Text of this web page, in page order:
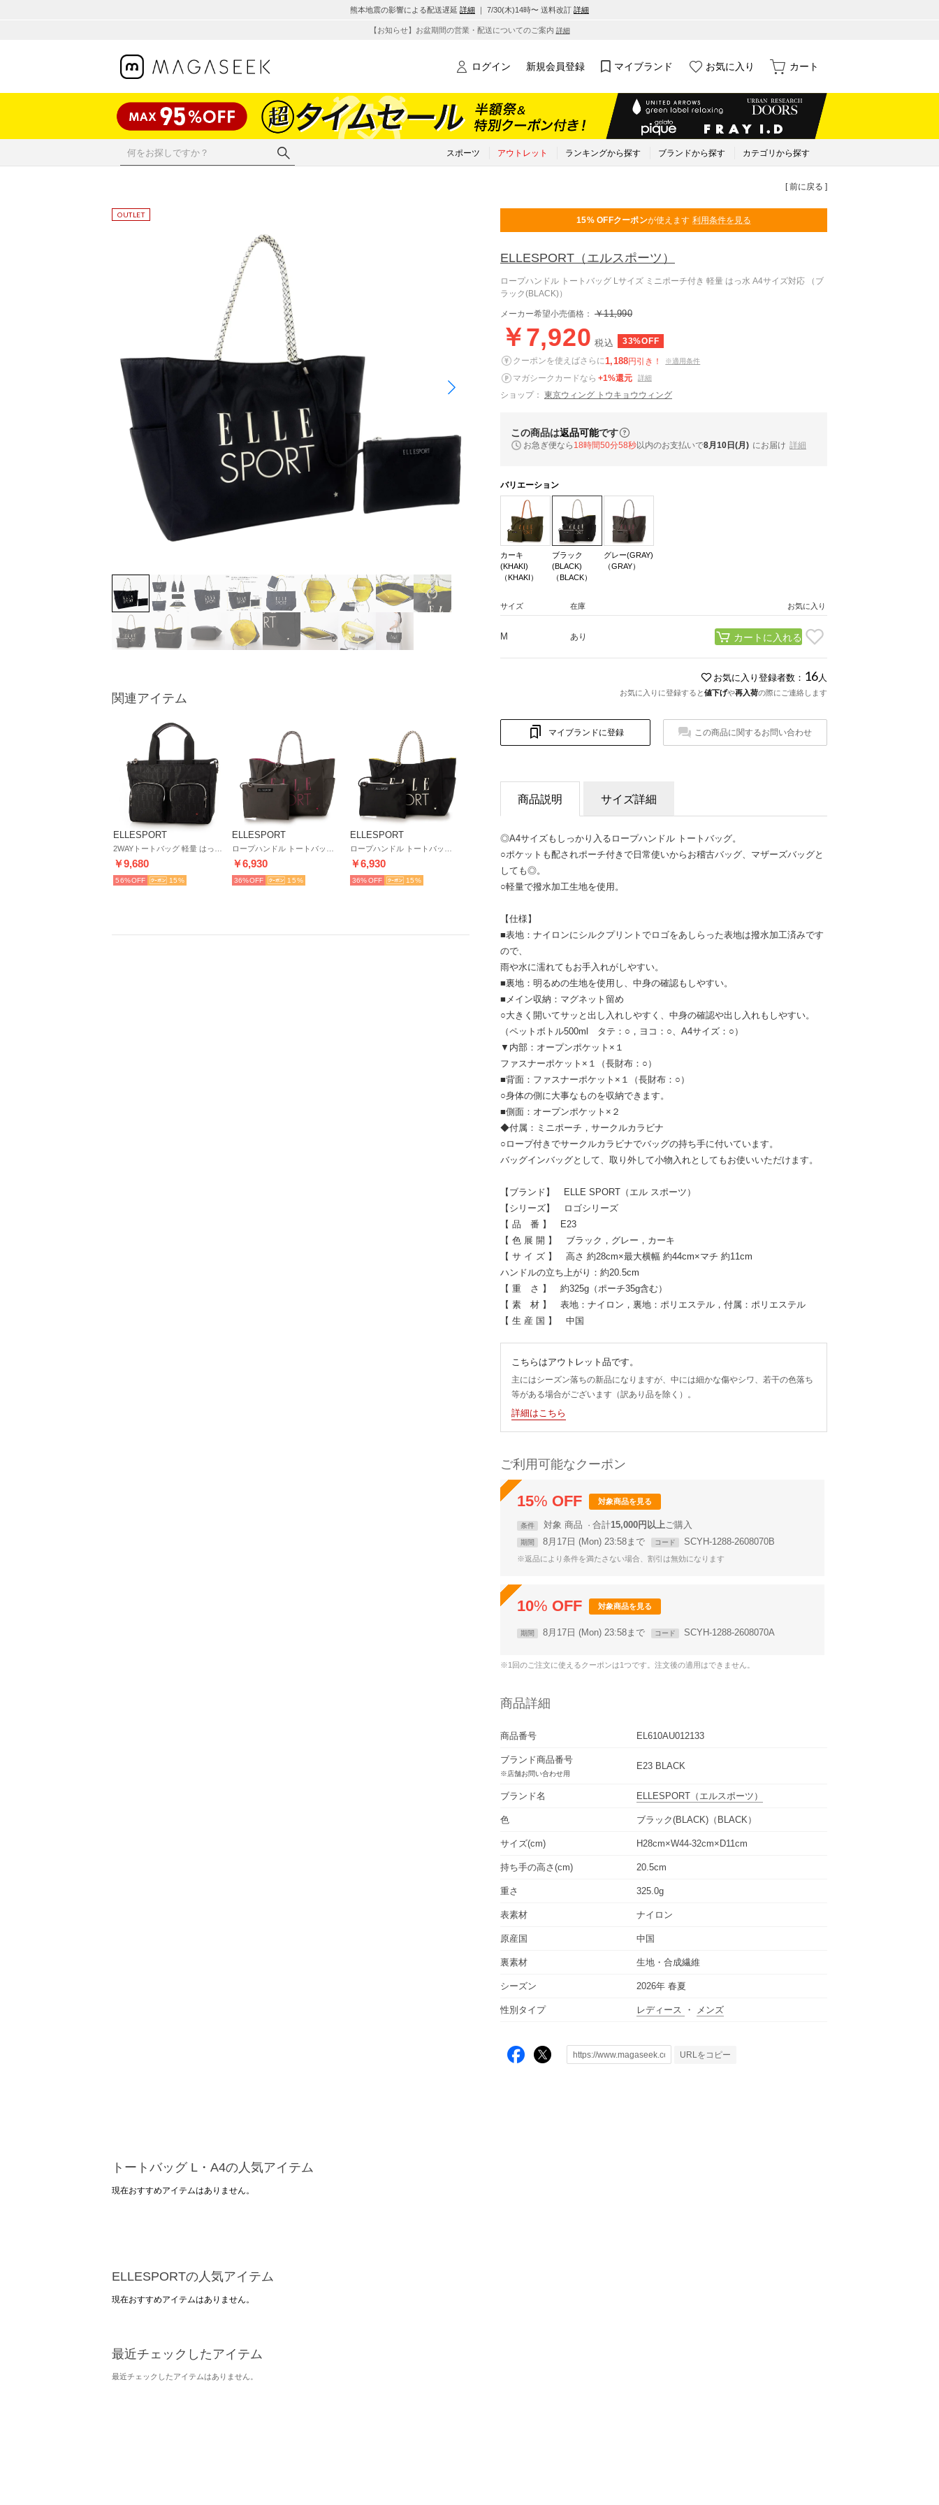
熊本地震の影響による配送遅延 詳細 ｜ 7/30(木)14時〜 送料改訂 詳細
【お知らせ】お盆期間の営業・配送についてのご案内 詳細
ログイン 新規会員登録 マイブランド お気に入り カート
スポーツ アウトレット ランキングから探す ブランドから探す カテゴリから探す
[ 前に戻る ]
関連アイテム
ELLESPORT
￥9,680
56% 15
ELLESPORT
￥6,930
36% 15
ELLESPORT
￥6,930
36% 15
15% OFFクーポンが使えます 利用条件を見る
ELLESPORT （エルスポーツ）
ロープハンドル トートバッグ Lサイズ ミニポーチ付き 軽量 はっ水 A4サイズ対応 （ブ
ラック(BLACK)）
メーカー希望小売価格： ￥11,990
￥7,920 税込 33%OFF
クーポンを使えばさらに1,188円引き！ ※適用条件
マガシークカードなら +1%還元 詳細
ショップ： 東京ウィング トウキョウウィング
この商品は返品可能です
お急ぎ便なら 18時間50分57秒以内のお支払いで8月10日(月) にお届け 詳細
バリエーション
カーキ
(KHAKI)
（KHAKI）
ブラック
(BLACK)
（BLACK）
グレー(GRAY)
（GRAY）
サイズ 在庫 お気に入り
M あり カートに入れる
お気に入り登録者数： 16 人
お気に入りに登録すると値下げや再入荷の際にご連絡します
マイブランドに登録 この商品に関するお問い合わせ
商品説明 サイズ詳細
◎A4サイズもしっかり入るロープハンドル トートバッグ。
○ポケットも配されポーチ付きで日常使いからお稽古バッグ、マザーズバッグと
しても◎。
○軽量で撥水加工生地を使用。
【仕様】
■表地：ナイロンにシルクプリントでロゴをあしらった表地は撥水加工済みです
ので、
雨や水に濡れてもお手入れがしやすい。
■裏地：明るめの生地を使用し、中身の確認もしやすい。
■メイン収納：マグネット留め
○大きく開いてサッと出し入れしやすく、中身の確認や出し入れもしやすい。
（ペットボトル500ml タテ：○，ヨコ：○、A4サイズ：○）
▼内部：オープンポケット×１
ファスナーポケット×１（長財布：○）
■背面：ファスナーポケット×１（長財布：○）
○身体の側に大事なものを収納できます。
■側面：オープンポケット×２
◆付属：ミニポーチ，サークルカラビナ
○ロープ付きでサークルカラビナでバッグの持ち手に付いています。
バッグインバッグとして、取り外して小物入れとしてもお使いいただけます。
【ブランド】 ELLE SPORT（エル スポーツ）
【シリーズ】 ロゴシリーズ
【 品 番 】 E23
【 色 展 開 】 ブラック，グレー，カーキ
【 サ イ ズ 】 高さ 約28cm×最大横幅 約44cm×マチ 約11cm
ハンドルの立ち上がり：約20.5cm
【 重 さ 】 約325g（ポーチ35g含む）
【 素 材 】 表地：ナイロン，裏地：ポリエステル，付属：ポリエステル
【 生 産 国 】 中国
こちらはアウトレット品です。
主にはシーズン落ちの新品になりますが、中には細かな傷やシワ、若干の色落ち
等がある場合がございます（訳あり品を除く）。
詳細はこちら
ご利用可能なクーポン
15% OFF 対象商品を見る
条件 対象 商品 合計15,000円以上
期間 8月17日 (Mon) 23:58まで コード SCYH-1288-2608070B
※返品により条件を満たさない場合、割引は無効になります
10% OFF 対象商品を見る
期間 8月17日 (Mon) 23:58まで コード SCYH-1288-2608070A
※1回のご注文に使えるクーポンは1つです。注文後の適用はできません。
商品詳細
商品番号 EL610AU012133
ブランド商品番号
※店舗お問い合わせ用
E23 BLACK
ブランド名 ELLESPORT （エルスポーツ）
色 ブラック(BLACK)（BLACK）
サイズ(cm) H28cm×W44-32cm×D11cm
持ち手の高さ(cm) 20.5cm
重さ 325.0g
表素材 ナイロン
原産国 中国
裏素材 生地・合成繊維
シーズン 2026年 春夏
性別タイプ レディース ・ メンズ
URLをコピー
トートバッグ L・A4の人気アイテム
現在おすすめアイテムはありません。
ELLESPORTの人気アイテム
現在おすすめアイテムはありません。
最近チェックしたアイテム
最近チェックしたアイテムはありません。